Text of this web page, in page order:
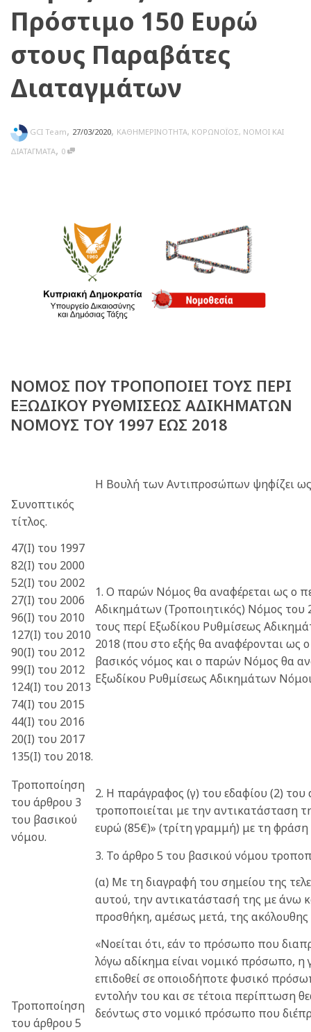
Πρόστιμο 150 Ευρώ
στους Παραβάτες
Διαταγμάτων
GCI Team, 27/03/2020, ΚΑΘΗΜΕΡΙΝΟΤΗΤΑ, ΚΟΡΩΝΟΪΟΣ, ΝΟΜΟΙ ΚΑΙ
ΔΙΑΤΑΓΜΑΤΑ, 0
ΝΟΜΟΣ ΠΟΥ ΤΡΟΠΟΠΟΙΕΙ ΤΟΥΣ ΠΕΡΙ
ΕΞΩΔΙΚΟΥ ΡΥΘΜΙΣΕΩΣ ΑΔΙΚΗΜΑΤΩΝ
ΝΟΜΟΥΣ ΤΟΥ 1997 ΕΩΣ 2018
Η Βουλή των Αντιπροσώπων ψηφίζει
Συνοπτικός
τίτλος.
47(Ι) του 1997
82(I) του 2000
52(Ι) του 2002
27(Ι) του 2006
96(Ι) του 2010
127(Ι) του 2010
90(Ι) του 2012
99(Ι) του 2012
124(Ι) του 2013
74(Ι) του 2015
44(Ι) του 2016
20(Ι) του 2017
135(Ι) του 2018.
1. Ο παρών Νόμος θα αναφέρεται ως ο
Αδικημάτων (Τροποιητικός) Νόμος του
τους περί Εξωδίκου Ρυθμίσεως
2018 (που στο εξής θα αναφέρονται ως
βασικός νόμος και ο παρών Νόμος θα
Εξωδίκου Ρυθμίσεως Αδικημάτων
Τροποποίηση
του άρθρου 3
του βασικού
νόμου.
2. Η παράγραφος (γ) του εδαφίου (2)
τροποποιείται με την αντικατάσταση
ευρώ (85€)» (τρίτη γραμμή) με τη
Τροποποίηση
του άρθρου 5
3. Το άρθρο 5 του βασικού νόμου
(α) Με τη διαγραφή του σημείου της
αυτού, την αντικατάστασή της με άνω
προσθήκη, αμέσως μετά, της ακόλουθης
«Νοείται ότι, εάν το πρόσωπο που
λόγω αδίκημα είναι νομικό πρόσωπο, η
επιδοθεί σε οποιοδήποτε φυσικό
εντολήν του και σε τέτοια περίπτωση
δεόντως στο νομικό πρόσωπο που